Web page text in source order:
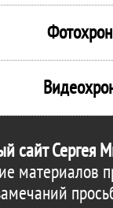
сайт Сергея
материалов